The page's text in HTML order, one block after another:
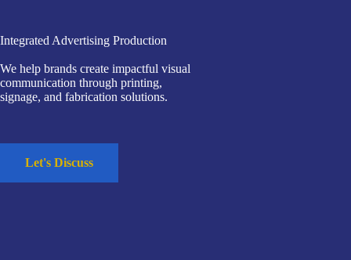
Integrated Advertising Production
We help brands create impactful visual
communication through printing,
signage, and fabrication solutions.
Let's Discuss